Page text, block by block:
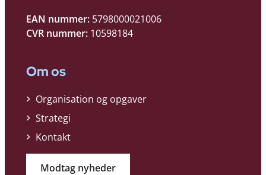
EAN nummer: 5798000021006
CVR nummer: 10598184
Om os
Organisation og opgaver
Strategi
Kontakt
Modtag nyheder